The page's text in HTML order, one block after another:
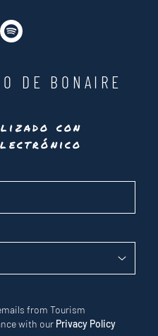
DE BONAIRE
con
from Tourism
with our Privacy Policy